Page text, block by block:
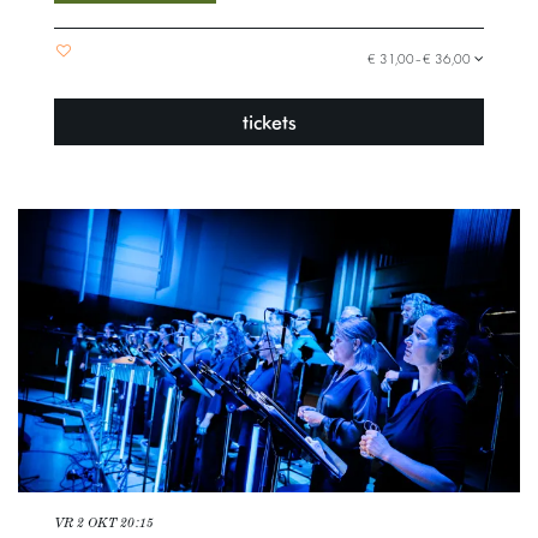
€ 31,00–€ 36,00
tickets
VR 2 OKT20:15